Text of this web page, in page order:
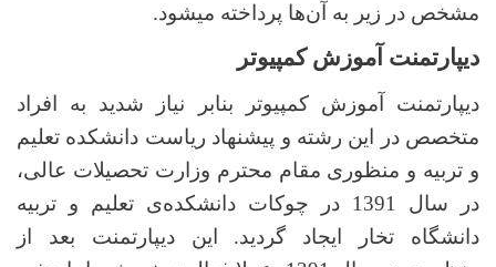
مشخص در زیر به آن‌ها پرداخته می­شود.
دیپارتمنت آموزش کمپیوتر
دیپارتمنت آموزش کمپیوتر بنابر نیاز شدید به افراد
متخصص در این رشته و پیشنهاد ریاست دانشکده تعلیم
و تربیه و منظوری مقام محترم وزارت تحصیلات عالی،
در سال 1391 در چوکات دانشکده‌ی تعلیم و تربیه
دانشگاه تخار ایجاد گردید. این دیپارتمنت بعد از